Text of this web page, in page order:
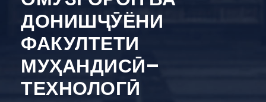
ДОНИШҶӮЁНИ
ФАКУЛТЕТИ
МУҲАНДИСӢ–
ТЕХНОЛОГӢ